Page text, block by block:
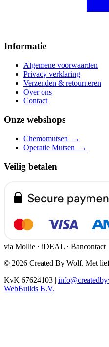
Informatie
Algemene voorwaarden
Privacy verklaring
Verzenden & retourneren
Over ons
Contact
Onze webshops
Chemomutsen
→
Operatie Mutsen
→
Veilig betalen
via Mollie · iDEAL · Bancontact
© 2026 Created By Wolf. Met
KvK 67624103 |
WebBuilds B.V.